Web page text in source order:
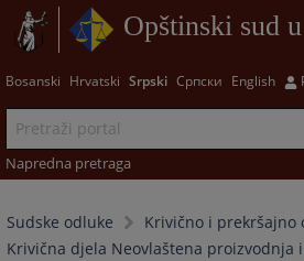
Opštinski sud
Bosanski Hrvatski Srpski Српски English
Napredna pretraga
Sudske odluke
Krivično i prekršajno
Krivična djela Neovlaštena proizvodnja